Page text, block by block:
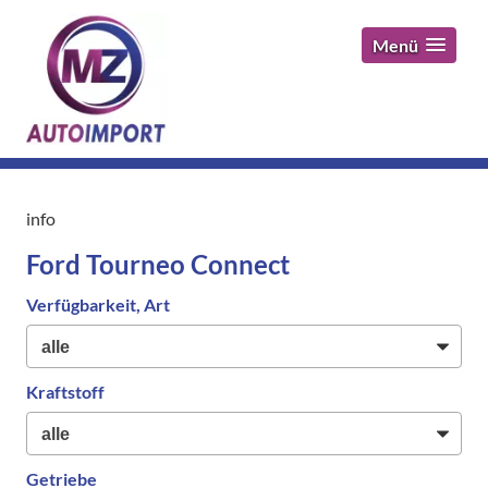
Menü
info
Ford Tourneo Connect
Verfügbarkeit, Art
Kraftstoff
Getriebe